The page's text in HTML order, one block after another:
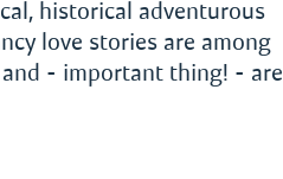
historical adventurous
love stories are among
- important thing! - are